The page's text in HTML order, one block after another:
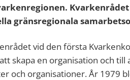
gränsregionala
vid den första
skapa en organisation och
och organisationer. År 1979